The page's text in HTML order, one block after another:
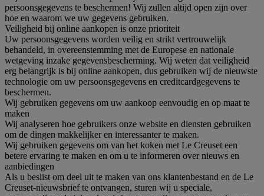
persoonsgegevens te beschermen! Wij zullen altijd open zijn over
hoe en waarom we uw gegevens gebruiken.
Veiligheid bij online aankopen is onze prioriteit
Uw persoonsgegevens worden veilig en strikt vertrouwelijk
behandeld, in overeenstemming met de Europese en nationale
wetgeving inzake gegevensbescherming. Wij weten dat veiligheid
erg belangrijk is bij online aankopen, dus gebruiken wij de nieuwste
technologie om uw persoonsgegevens en creditcardgegevens te
beschermen.
Wij gebruiken gegevens om uw aankoop eenvoudig en op maat te
maken
Wij analyseren hoe gebruikers onze website en diensten gebruiken
om de dingen makkelijker en interessanter te maken.
Wij gebruiken gegevens om van het koken met Le Creuset een
betere ervaring te maken en om u te informeren over nieuws en
aanbiedingen
Als u beslist om deel uit te maken van ons klantenbestand en de Le
Creuset-nieuwsbrief te ontvangen, sturen wij u speciale,